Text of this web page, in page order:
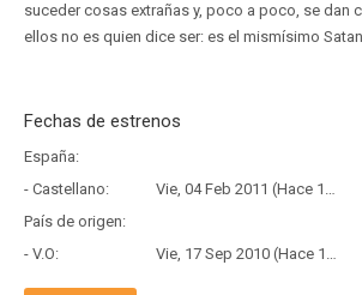
suceder cosas extrañas y, poco a poco, se dan
ellos no es quien dice ser: es el mismísimo
Fechas de estrenos
España:
- Castellano:
Vie, 04 Feb 2011 (Hace 15 años y 6 meses)
País de origen:
- V.O:
Vie, 17 Sep 2010 (Hace 15 años y 10 meses)